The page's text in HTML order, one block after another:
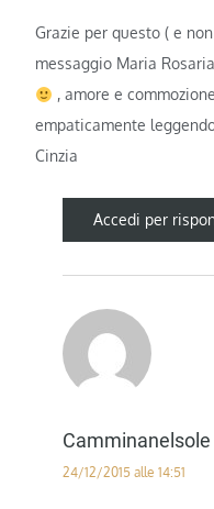
Grazie per questo ( e
messaggio Maria
, amore e
empaticamente
Cinzia
Accedi per
Camminanelsole
24/12/2015 alle 14:51